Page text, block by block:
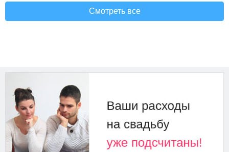
Смотреть все